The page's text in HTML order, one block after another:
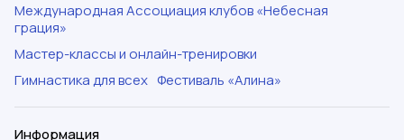
Международная Ассоциация клубов «Небесная
грация»
Мастер-классы и онлайн-тренировки
Гимнастика для всех Фестиваль «Алина»
Информация